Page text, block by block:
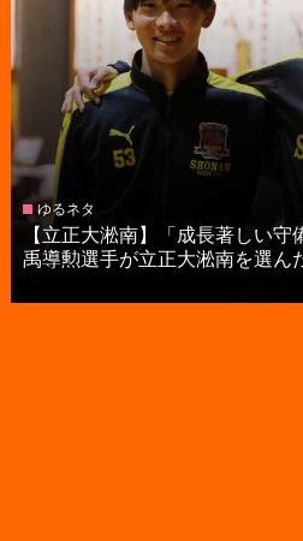
ゆるネタ
【立正大淞南】「成長著しい
禹導勲選手が立正大淞南を選ん